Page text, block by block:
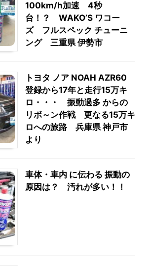
100km/h加速 4秒
台！？ WAKO’S ワコー
ズ フルスペック チューニ
ング 三重県 伊勢市
トヨタ ノア NOAH AZR60
登録から17年と走行15万キ
ロ・・・ 振動過多 からの
リボ～ン作戦 更なる15万キ
ロへの旅路 兵庫県 神戸市
より
車体・車内 に伝わる 振動の
原因は？ 汚れが多い！！